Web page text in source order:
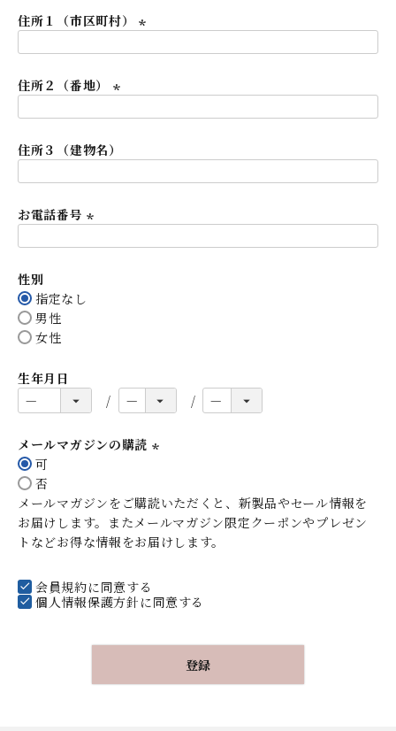
須
住所１（市区町村）
住所２（番地）
須
住所３（建物名）
お電話番号
性別
指定なし
男性
女性
生年月日
メールマガジンの購読
須
)
可
否
メールマガジンをご購読いただくと、新製品やセール情報を
お届けします。またメールマガジン限定クーポンやプレゼン
トなどお得な情報をお届けします。
会員規約に同意する
個人情報保護方針 に同意する
登録